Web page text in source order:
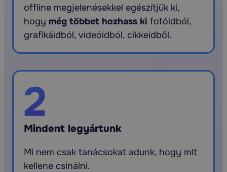
offline megjelenésekkel egészítjük ki,
hogy még többet hozhass ki fotóidból,
grafikáidból, videóidból, cikkeidből.
2
Mindent legyártunk
Mi nem csak tanácsokat adunk, hogy mit
kellene csinálni.